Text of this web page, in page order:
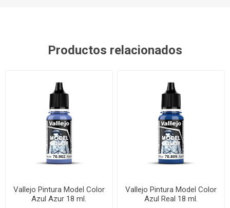
Productos relacionados
Vallejo Pintura Model Color
Azul Azur 18 ml.
Vallejo Pintura Model Color
Azul Real 18 ml.